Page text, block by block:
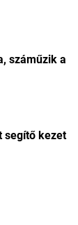
száműzik a
segítő kezet